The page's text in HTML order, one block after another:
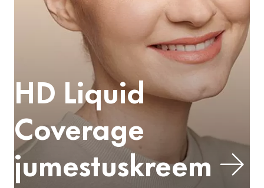
HD Liquid
Coverage
jumestuskreem